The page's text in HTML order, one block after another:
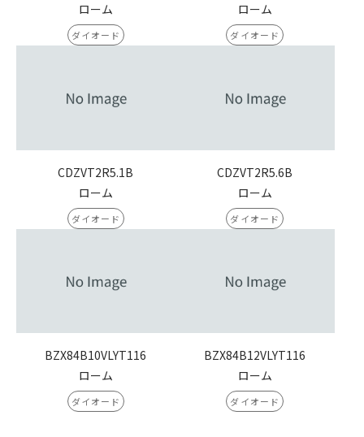
ローム
ダイオード
ローム
ダイオード
CDZVT2R5.1B
ローム
ダイオード
CDZVT2R5.6B
ローム
ダイオード
BZX84B10VLYT116
ローム
ダイオード
BZX84B12VLYT116
ローム
ダイオード